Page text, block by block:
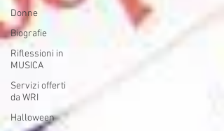
Donne
Biografie
Riflessioni in
MUSICA
Servizi offerti
da WRI
Halloween